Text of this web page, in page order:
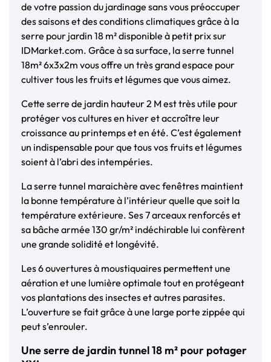
de votre passion du jardinage sans vous préoccuper
des saisons et des conditions climatiques grâce à la
serre pour jardin 18 m² disponible à petit prix sur
IDMarket.com. Grâce à sa surface, la serre tunnel
18m² 6x3x2m vous offre un très grand espace pour
cultiver tous les fruits et légumes que vous aimez.
Cette serre de jardin hauteur 2 M est très utile pour
protéger vos cultures en hiver et accroître leur
croissance au printemps et en été. C’est également
un indispensable pour que tous vos fruits et légumes
soient à l’abri des intempéries.
La serre tunnel maraichère avec fenêtres maintient
la bonne température à l’intérieur quelle que soit la
température extérieure. Ses 7 arceaux renforcés et
sa bâche armée 130 gr/m² indéchirable lui confèrent
une grande solidité et longévité.
Les 6 ouvertures à moustiquaires permettent une
aération et une lumière optimale tout en protégeant
vos plantations des insectes et autres parasites.
L’ouverture se fait grâce à une large porte zippée qui
peut s’enrouler.
Une serre de jardin tunnel 18 m² pour potager